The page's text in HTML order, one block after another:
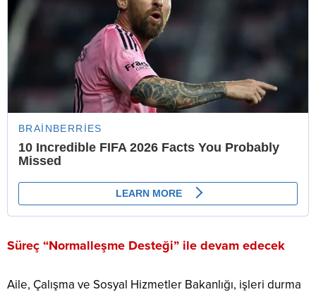
Süreç “Normalleşme Desteği” ile devam edecek
Aile, Çalışma ve Sosyal Hizmetler Bakanlığı, işleri durma